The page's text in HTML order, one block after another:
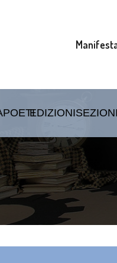
POETIEDIZIONISEZIONI